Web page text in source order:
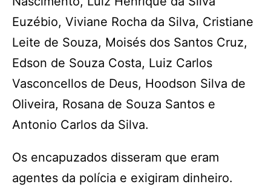
Euzébio, Viviane Rocha da Silva, Cristiane
Leite de Souza, Moisés dos Santos Cruz,
Edson de Souza Costa, Luiz Carlos
Vasconcellos de Deus, Hoodson Silva de
Oliveira, Rosana de Souza Santos e
Antonio Carlos da Silva.
Os encapuzados disseram que eram
agentes da polícia e exigiram dinheiro.